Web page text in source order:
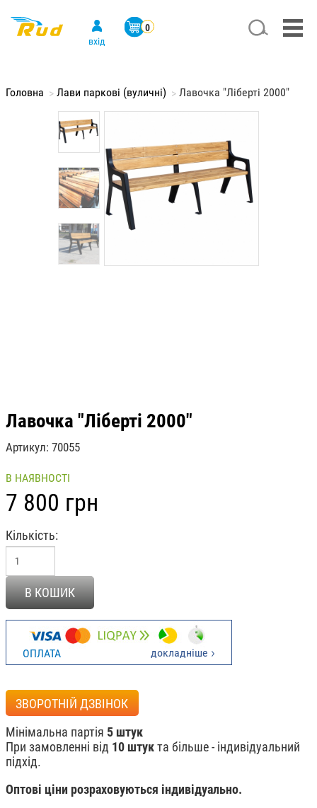
основному
Меню
учётной
вхід
0 Search
Головна Лави паркові (вуличні) Лавочка "Ліберті 2000"
Лавочка "Ліберті 2000"
Артикул 70055
В НАЯВНОСТІ
7 800 грн
Кількість
В КОШИК
ОПЛАТА докладніше
ЗВОРОТНІЙ ДЗВІНОК
Мінімальна партія 5 штук
При замовленні від 10 штукта більше - індивідуальний
підхід.
Оптові ціни розраховуються індивідуально.